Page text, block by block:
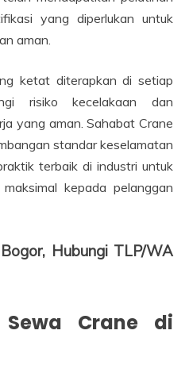
yang diperlukan untuk
aman.
ketat diterapkan di setiap
risiko kecelakaan dan
yang aman. Sahabat Crane
standar keselamatan
terbaik di industri untuk
kepada pelanggan
Hubungi TLP/WA
Crane di